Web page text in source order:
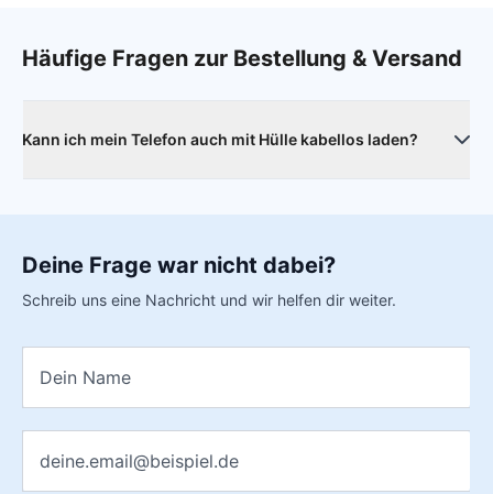
Häufige Fragen zur Bestellung & Versand
Kann ich mein Telefon auch mit Hülle kabellos laden?
Deine Frage war nicht dabei?
Schreib uns eine Nachricht und wir helfen dir weiter.